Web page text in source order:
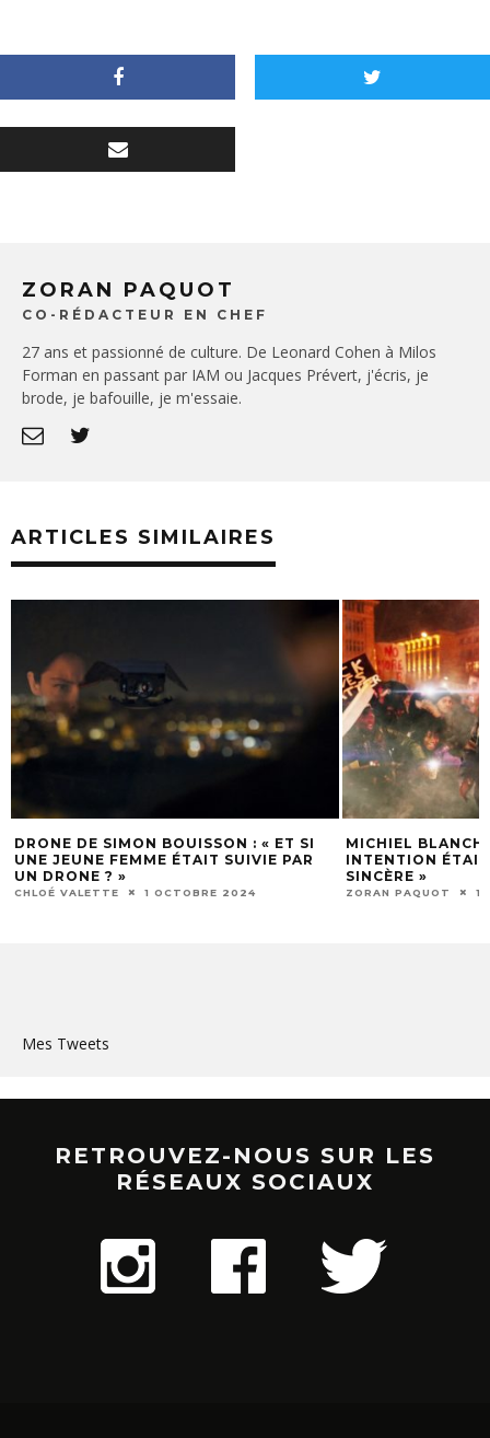
ZORAN PAQUOT
CO-RÉDACTEUR EN CHEF
27 ans et passionné de culture. De Leonard Cohen à Milos
Forman en passant par IAM ou Jacques Prévert, j'écris, je
brode, je bafouille, je m'essaie.
ARTICLES SIMILAIRES
MICHIEL BLANCHART : « MON
INTENTION ÉTAIT DE RÉALISER UN FILM
SINCÈRE »
ZORAN PAQUOT 16 AOÛT 2024
LUÀNA
M’ANIME ET
ZORAN PAQUOT
Mes Tweets
RETROUVEZ-NOUS SUR LES
RÉSEAUX SOCIAUX